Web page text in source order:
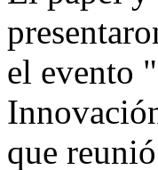
el evento
que